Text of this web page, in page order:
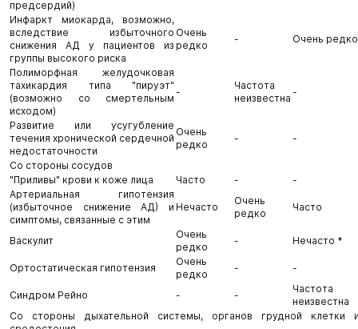
предсердий)
Инфаркт миокарда, возможно,
вследствие избыточного
снижения АД у пациентов из
группы высокого риска
Очень
редко
- Очень редко
Полиморфная желудочковая
тахикардия типа "пируэт"
(возможно со смертельным
исходом)
-
Частота
неизвестна
-
Развитие или усугубление
течения хронической сердечной
недостаточности
Очень
редко
- -
Со стороны сосудов
"Приливы" крови к коже лица
Часто -
-
Артериальная гипотензия
(избыточное снижение АД) и
симптомы, связанные с этим
Нечасто
Очень
редко
Часто
Васкулит
Очень
редко
- Нечасто *
Ортостатическая гипотензия
Очень
редко
- -
Синдром Рейно - -
Частота
неизвестна
Со стороны дыхательной системы, органов грудной клетки